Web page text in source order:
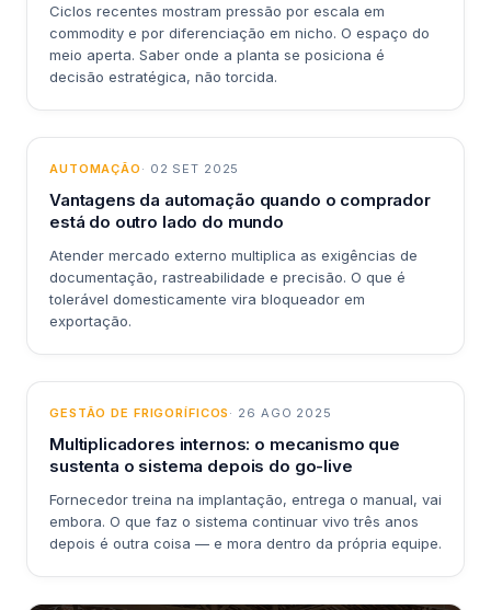
Ciclos recentes mostram pressão por escala em
commodity e por diferenciação em nicho. O espaço do
meio aperta. Saber onde a planta se posiciona é
decisão estratégica, não torcida.
AUTOMAÇÃO · 02 SET 2025
Vantagens da automação quando o comprador
está do outro lado do mundo
Atender mercado externo multiplica as exigências de
documentação, rastreabilidade e precisão. O que é
tolerável domesticamente vira bloqueador em
exportação.
GESTÃO DE FRIGORÍFICOS · 26 AGO 2025
Multiplicadores internos: o mecanismo que
sustenta o sistema depois do go-live
Fornecedor treina na implantação, entrega o manual, vai
embora. O que faz o sistema continuar vivo três anos
depois é outra coisa — e mora dentro da própria equipe.